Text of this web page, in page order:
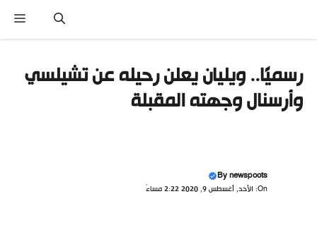
رسميًا.. ويليان يعلن رحيله عن تشيلسي
وأرسنال وجهته المقبلة
Bynewspoots
On: الأحد, أغسطس 9, 2020 2:22 مساءً